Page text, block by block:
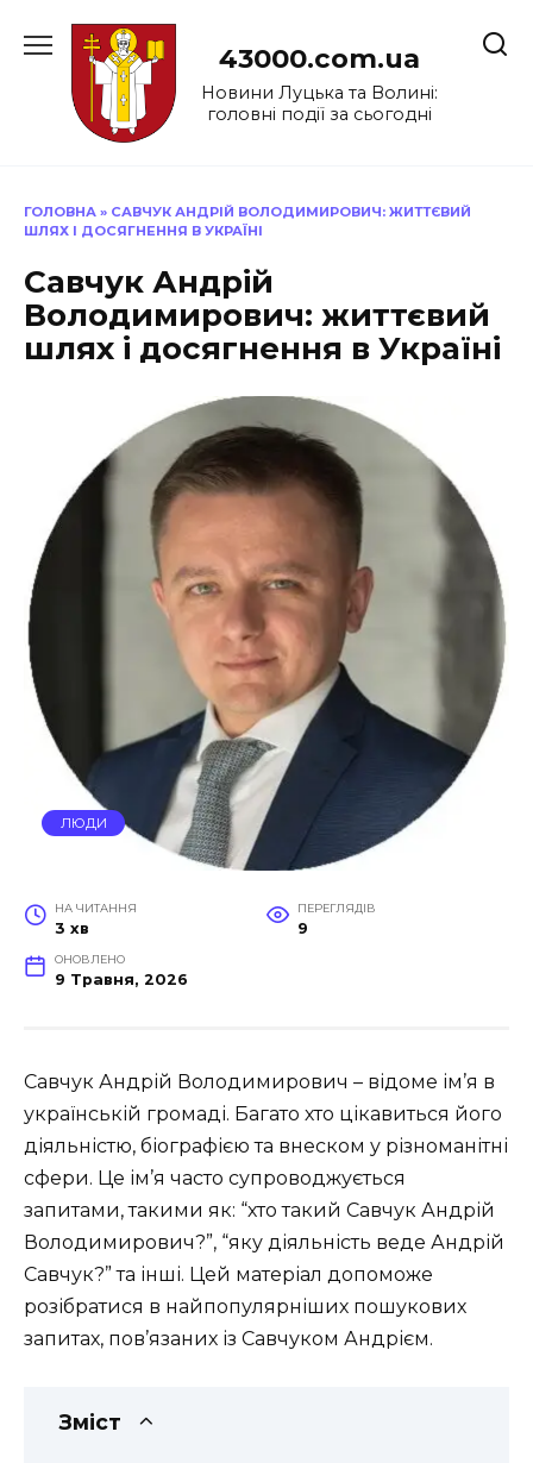
до
43000.com.ua
Новини Луцька та Волині:
головні події за сьогодні
ГОЛОВНА » САВЧУК АНДРІЙ ВОЛОДИМИРОВИЧ: ЖИТТЄВИЙ
ШЛЯХ І ДОСЯГНЕННЯ В УКРАЇНІ
Савчук Андрій
Володимирович: життєвий
шлях і досягнення в Україні
ЛЮДИ
НА ЧИТАННЯ
3 хв
ПЕРЕГЛЯДІВ
9
ОНОВЛЕНО
9 Травня, 2026
Савчук Андрій Володимирович – відоме ім’я в
українській громаді. Багато хто цікавиться його
діяльністю, біографією та внеском у різноманітні
сфери. Це ім’я часто супроводжується
запитами, такими як: “хто такий Савчук Андрій
Володимирович?”, “яку діяльність веде Андрій
Савчук?” та інші. Цей матеріал допоможе
розібратися в найпопулярніших пошукових
запитах, пов’язаних із Савчуком Андрієм.
Зміст